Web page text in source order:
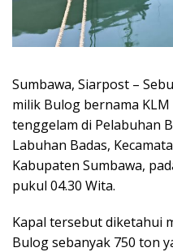
Sumbawa, Siarpost –
milik Bulog bernama
tenggelam di Pelabuhan
Labuhan Badas,
Kabupaten Sumbawa,
pukul 04.30 Wita.
Kapal tersebut diketahui
Bulog sebanyak 750 ton